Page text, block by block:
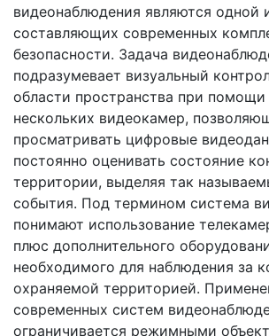
видеонаблюдения являются одной
составляющих современных
безопасности. Задача
подразумевает визуальный
области пространства при
нескольких видеокамер,
просматривать цифровые
постоянно оценивать состояние
территории, выделяя так
события. Под термином система
понимают использование
плюс дополнительного
необходимого для наблюдения за
охраняемой территорией.
современных систем
ограничивается режимными